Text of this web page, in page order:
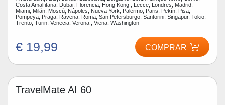
Costa Amalfitana, Dubai, Florencia, Hong Kong , Lecce, Londres, Madrid,
Miami, Milán, Moscù, Nápoles, Nueva York, Palermo, Paris, Pekín, Pisa,
Pompeya, Praga, Rávena, Roma, San Petersburgo, Santorini, Singapur, Tokio,
Trento, Turin, Venecia, Verona , Viena, Washington
€ 19,99 COMPRAR
TravelMate AI 60